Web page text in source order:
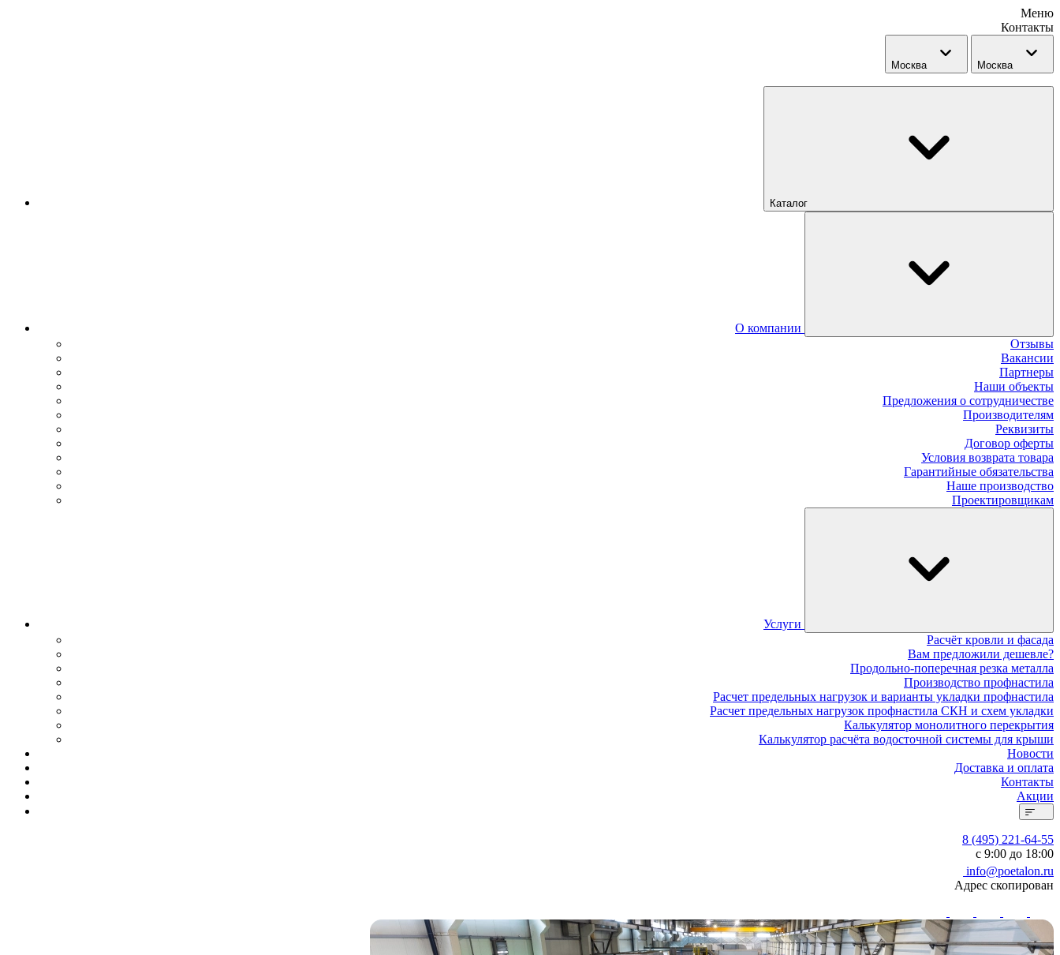
Меню
Контакты
Москва Москва
Каталог
О компании
Отзывы
Вакансии
Партнеры
Наши объекты
Предложения о сотрудничестве
Производителям
Реквизиты
Договор оферты
Условия возврата товара
Гарантийные обязательства
Наше производство
Проектировщикам
Услуги
Расчёт кровли и фасада
Вам предложили дешевле?
Продольно-поперечная резка металла
Производство профнастила
Расчет предельных нагрузок и варианты укладки профнастила
Расчет предельных нагрузок профнастила СКН и схем укладки
Калькулятор монолитного перекрытия
Калькулятор расчёта водосточной системы для крыши
Новости
Доставка и оплата
Контакты
Акции
8 (495) 221-64-55
с 9:00 до 18:00
info@poetalon.ru
Адрес скопирован